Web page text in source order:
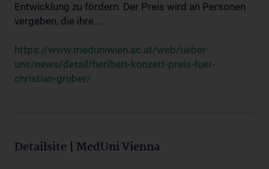
Entwicklung zu fördern. Der Preis wird an Personen
vergeben, die ihre...
https://www.meduniwien.ac.at/web/ueber-
uns/news/detail/heribert-konzett-preis-fuer-
christian-gruber/
Detailsite | MedUni Vienna